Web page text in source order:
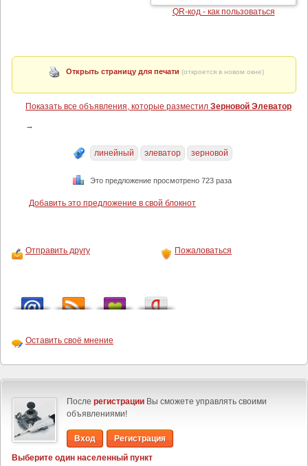
QR-код - как пользоваться
Открыть страницу для печати (откроется в новом окне)
Показать все объявления, которые разместил Зерновой Элеватор
→
линейный элеватор зерновой
Это предложение просмотрено 723 раза
Добавить это предложение в свой блокнот
Отправить другу Пожаловаться
Оставить своё мнение
После регистрации Вы сможете управлять своими
объявлениями!
Вход
Регистрация
Выберите один населенный пункт